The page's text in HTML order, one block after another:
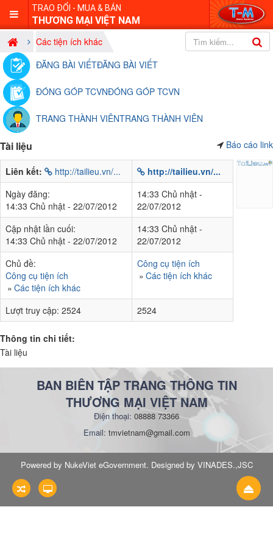
TRAO ĐỔI - MUA & BÁN
THƯƠNG MẠI VIỆT NAM
Các tiện ích khác
ĐĂNG BÀI VIẾTĐĂNG BÀI VIẾT
ĐÓNG GÓP TCVNĐÓNG GÓP TCVN
TRANG THÀNH VIÊNTRANG THÀNH VIÊN
Báo cáo link
Tài liệu
Liên kết: http://tailieu.vn/...
http://tailieu.vn/...
Ngày đăng:
14:33 Chủ nhật - 22/07/2012
14:33 Chủ nhật -
22/07/2012
Cập nhật lần cuối:
14:33 Chủ nhật - 22/07/2012
14:33 Chủ nhật -
22/07/2012
Chủ đề:
Công cụ tiện ích
Các tiện ích khác
Công cụ tiện ích
Các tiện ích khác
Lượt truy cập: 2524 2524
Thông tin chi tiết:
Tài liệu
BAN BIÊN TẬP TRANG THÔNG TIN
THƯƠNG MẠI VIỆT NAM
Điện thoại: 08888 73366
Email: tmvietnam@gmail.com
Powered by NukeViet eGovernment. Designed by VINADES.,JSC